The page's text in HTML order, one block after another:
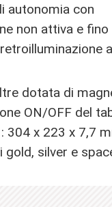
autonomia con
non attiva e fino
dotata di
ON/OFF del
304 x 223 x 7,7
gold, silver e